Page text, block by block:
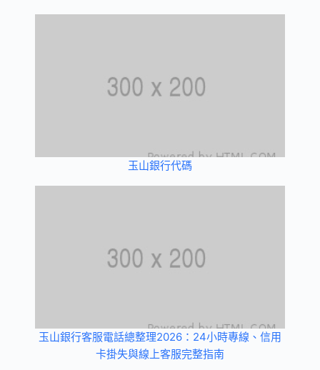
玉山銀行代碼
玉山銀行客服電話總整理2026：24小時專線、信用
卡掛失與線上客服完整指南